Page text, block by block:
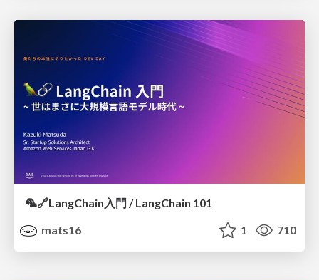
🦜️🔗LangChain入門 / LangChain 101
mats16
1 710